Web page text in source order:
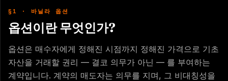
§1 · 바닐라 옵션
옵션이란 무엇인가?
옵션은 매수자에게 정해진 시점까지 정해진 가격으로 기초
자산을 거래할 권리 — 결코 의무가 아닌 — 를 부여하는
계약입니다. 계약의 매도자는 의무를 지며, 그 비대칭성을